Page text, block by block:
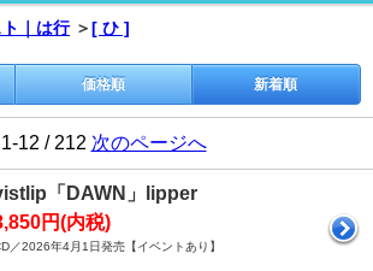
｜は行 ＞[ ひ ]
価格順 新着順
1-12 / 212 次のページへ
「DAWN」lipper
円(内税)
／2026年4月1日発売【イベントあり】